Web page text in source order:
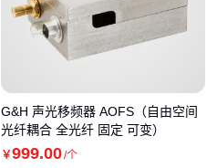
G&H 声光移频器 AOFS（自由空间
光纤耦合 全光纤 固定 可变）
￥999.00/个